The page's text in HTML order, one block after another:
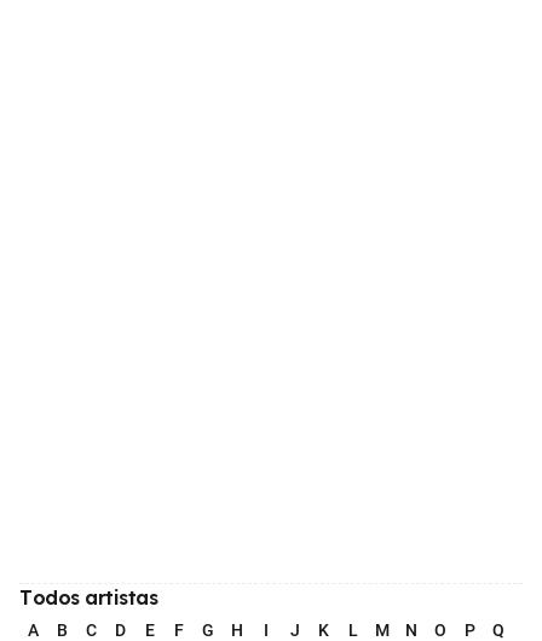
Todos artistas
A B C D E F G H I J K L M N O P Q